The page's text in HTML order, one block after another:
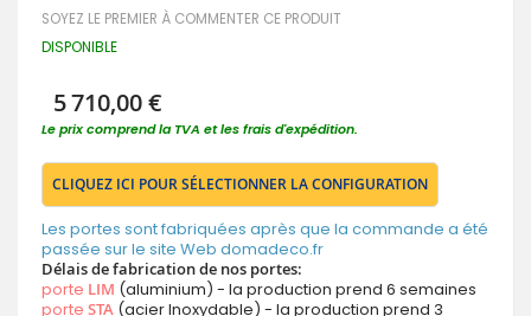
Galerie
d’images
SOYEZ LE PREMIER À COMMENTER CE PRODUIT
DISPONIBLE
5 710,00 €
Le prix comprend la TVA et les frais d'expédition.
CLIQUEZ ICI POUR SÉLECTIONNER LA CONFIGURATION
Les portes sont fabriquées après que la commande a été
passée sur le site Web domadeco.fr
Délais de fabrication de nos portes:
porte LIM (aluminium) - la production prend 6 semaines
porte STA (acier Inoxydable) - la production prend 3